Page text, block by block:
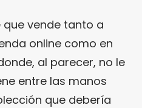
que vende tanto a
online como en
al parecer, no le
entre las manos
que debería